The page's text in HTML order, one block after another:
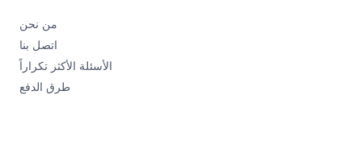
من نحن
اتصل بنا
الأسئلة الأكثر تكراراً
طرق الدفع